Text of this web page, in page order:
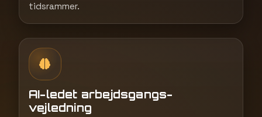
tidsrammer.
AI-ledet arbejdsgangs-
vejledning